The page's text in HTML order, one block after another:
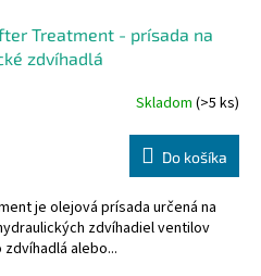
Treatment - prísada na
zdvíhadlá
Skladom (>5 ks)
Do košíka
je olejová prísada určená na
zdvíhadiel ventilov
alebo...